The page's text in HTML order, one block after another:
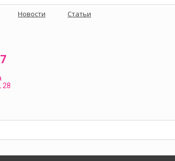
Новости Статьи
28